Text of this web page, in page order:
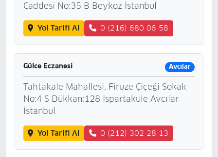
Caddesi No:35 B Beykoz İstanbul
Yol Tarifi Al 0 (216) 680 06 58
Gülce Eczanesi Avcılar
Tahtakale Mahallesi, Firuze Çiçeği Sokak
No:4 S Dükkan:128 Ispartakule Avcılar
İstanbul
Yol Tarifi Al 0 (212) 302 28 13